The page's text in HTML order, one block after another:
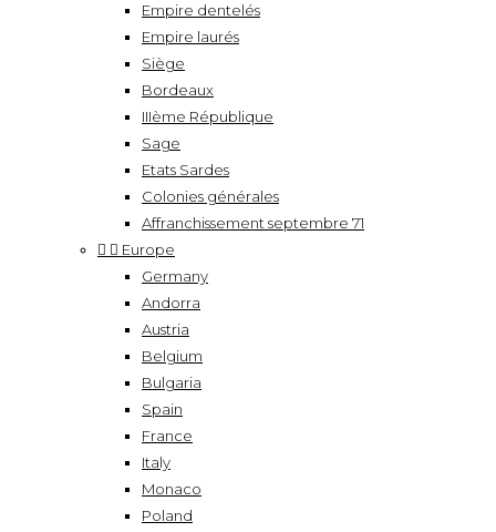
Empire dentelés
Empire laurés
Siège
Bordeaux
IIIème République
Sage
Etats Sardes
Colonies générales
Affranchissement septembre 71
  Europe
Germany
Andorra
Austria
Belgium
Bulgaria
Spain
France
Italy
Monaco
Poland